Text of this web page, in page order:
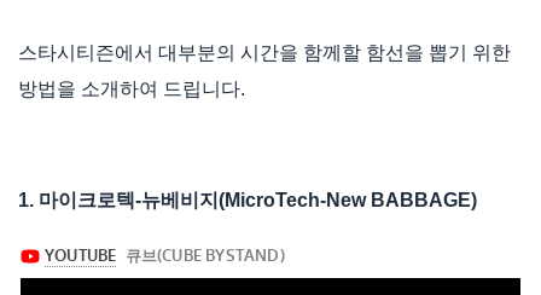
스타시티즌에서 대부분의 시간을 함께할 함선을 뽑기 위한
방법을 소개하여 드립니다.
1. 마이크로텍-뉴베비지(MicroTech-New BABBAGE)